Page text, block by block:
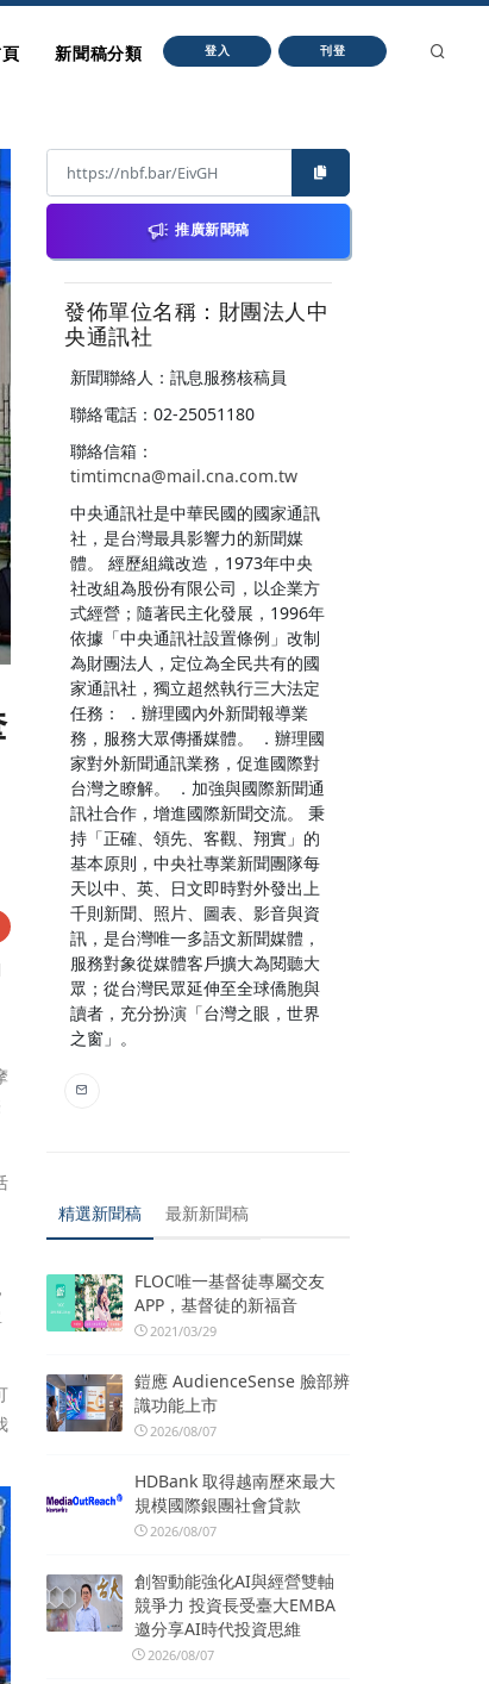
新聞稿分類 登入 刊登
推廣新聞稿
發佈單位名稱：財團法人中
央通訊社
新聞聯絡人：訊息服務核稿員
聯絡電話：02-25051180
聯絡信箱：
timtimcna@mail.cna.com.tw
中央通訊社是中華民國的國家通訊
社，是台灣最具影響力的新聞媒
體。 經歷組織改造，1973年中央
社改組為股份有限公司，以企業方
式經營；隨著民主化發展，1996年
依據「中央通訊社設置條例」改制
為財團法人，定位為全民共有的國
家通訊社，獨立超然執行三大法定
任務： ．辦理國內外新聞報導業
務，服務大眾傳播媒體。 ．辦理國
家對外新聞通訊業務，促進國際對
台灣之瞭解。 ．加強與國際新聞通
訊社合作，增進國際新聞交流。 秉
持「正確、領先、客觀、翔實」的
基本原則，中央社專業新聞團隊每
天以中、英、日文即時對外發出上
千則新聞、照片、圖表、影音與資
訊，是台灣唯一多語文新聞媒體，
服務對象從媒體客戶擴大為閱聽大
眾；從台灣民眾延伸至全球僑胞與
讀者，充分扮演「台灣之眼，世界
之窗」。
精選新聞稿 最新新聞稿
FLOC唯一基督徒專屬交友
APP，基督徒的新福音
2021/03/29
鎧應 AudienceSense 臉部辨
識功能上市
2026/08/07
HDBank 取得越南歷來最大
規模國際銀團社會貸款
2026/08/07
創智動能強化AI與經營雙軸
競爭力 投資長受臺大EMBA
邀分享AI時代投資思維
2026/08/07